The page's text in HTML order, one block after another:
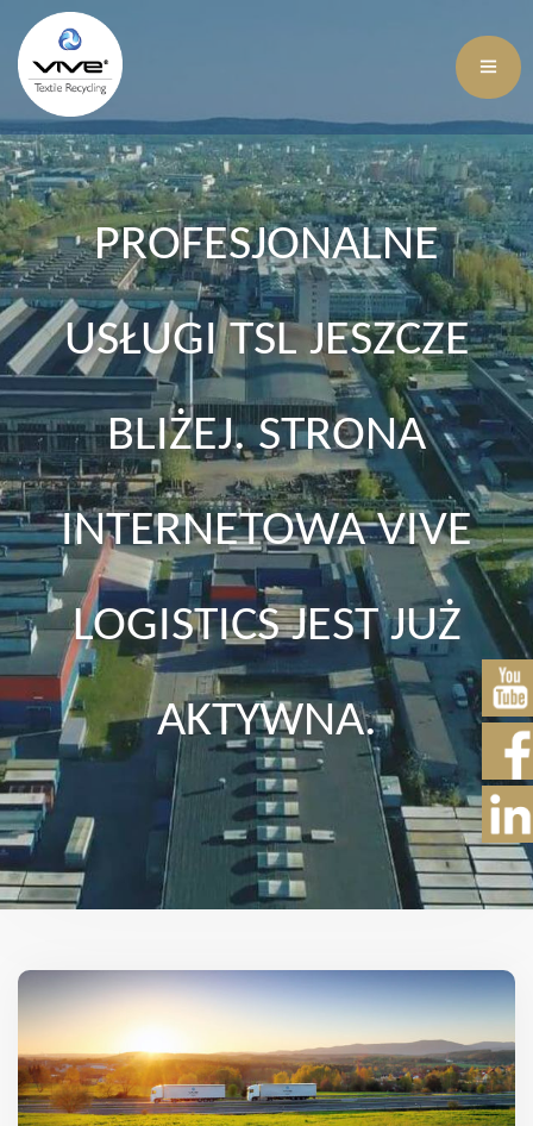
PROFESJONALNE
USŁUGI TSL JESZCZE
BLIŻEJ. STRONA
INTERNETOWA VIVE
LOGISTICS JEST JUŻ
AKTYWNA.